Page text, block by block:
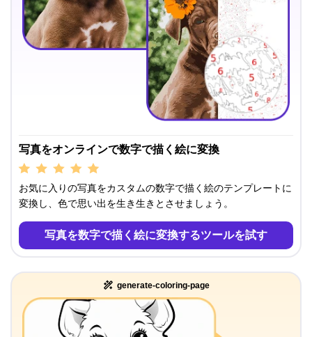
写真をオンラインで数字で描く絵に変換
お気に入りの写真をカスタムの数字で描く絵のテンプレートに
変換し、色で思い出を生き生きとさせましょう。
写真を数字で描く絵に変換するツールを試す
generate-coloring-page